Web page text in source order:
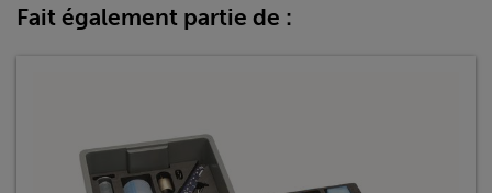
Fait également partie de :